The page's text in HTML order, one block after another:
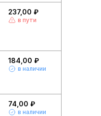
237,00 ₽
в пути
184,00 ₽
в наличии
74,00 ₽
в наличии